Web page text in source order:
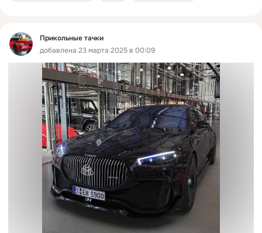
Прикольные тачки
добавлена 23 марта 2025 в 00:09